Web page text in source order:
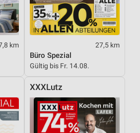
km 27,5 km
Büro Spezial
Gültig bis Fr. 14.08.
XXXLutz